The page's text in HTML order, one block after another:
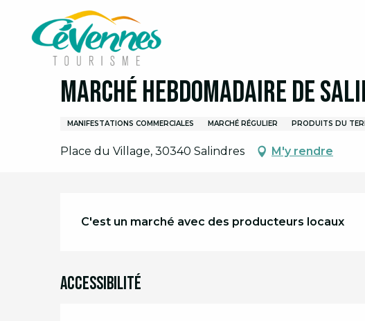
contenu
Accueil Organiser son séjour
1 janvier > 31 décembre
Marché hebdomadaire de
MANIFESTATIONS COMMERCIALES MARCHÉ RÉGULIER PRODUITS DU
Place du Village, 30340 Salindres M'y rendre
Description
C'est un marché avec des producteurs locaux
Accessibilité